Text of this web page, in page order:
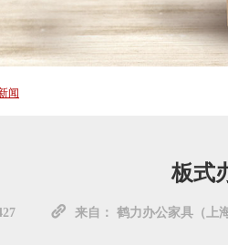
闻
板式
来自： 鹤力办公家具（上